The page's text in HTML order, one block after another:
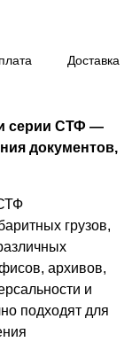
Доставка
серии СТФ —
документов,
грузов,
архивов,
и
подходят для